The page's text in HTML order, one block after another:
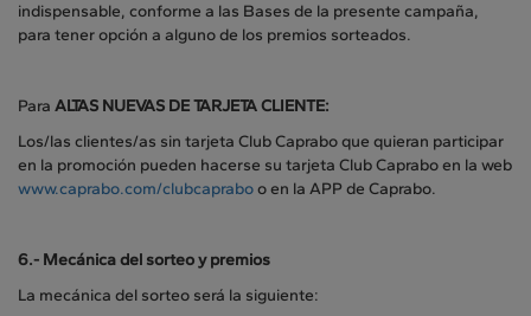
indispensable, conforme a las Bases de la presente campaña,
para tener opción a alguno de los premios sorteados.
Para ALTAS NUEVAS DE TARJETA CLIENTE:
Los/las clientes/as sin tarjeta Club Caprabo que quieran participar
en la promoción pueden hacerse su tarjeta Club Caprabo en la web
www.caprabo.com/clubcapraboo en la APP de Caprabo.
6.- Mecánica del sorteo y premios
La mecánica del sorteo será la siguiente: